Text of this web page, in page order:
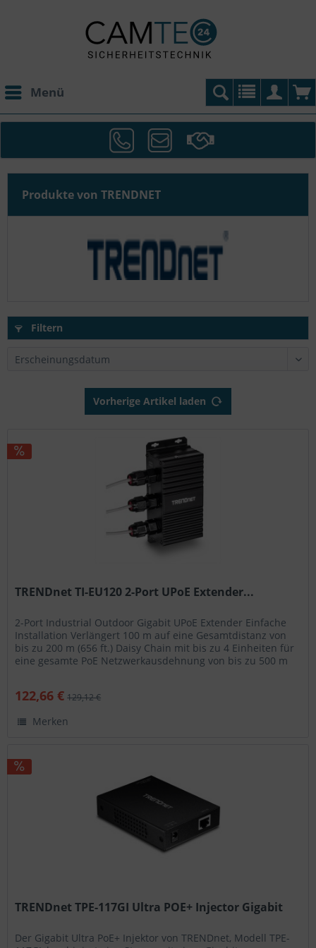
Menü
Produkte von TRENDNET
Filtern
Vorherige Artikel laden
TRENDnet TI-EU120 2-Port UPoE Extender...
2-Port Industrial Outdoor Gigabit UPoE Extender Einfache
Installation Verlängert 100 m auf eine Gesamtdistanz von
bis zu 200 m (656 ft.) Daisy Chain mit bis zu 4 Einheiten für
eine gesamte PoE Netzwerkausdehnung von bis zu 500 m
122,66 € 129,12 €
Merken
TRENDnet TPE-117GI Ultra POE+ Injector Gigabit
Der Gigabit Ultra PoE+ Injektor von TRENDnet, Modell TPE-